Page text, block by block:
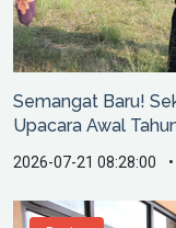
Semangat Baru!
Upacara Awal
2026-07-21 08:28:00 •